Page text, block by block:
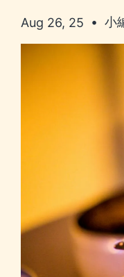
Aug 26, 25 • 小